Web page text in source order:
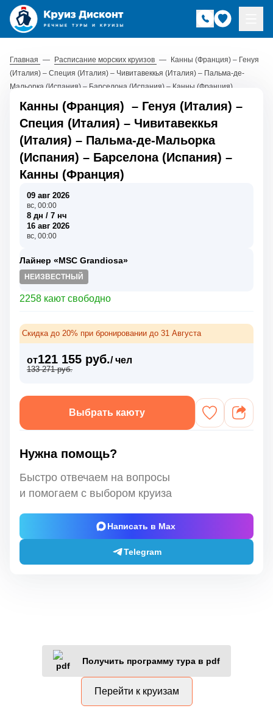
Главная — Расписание морских круизов — Канны (Франция) – Генуя
(Италия) – Специя (Италия) – Чивитавеккья (Италия) – Пальма-де-
Мальорка (Испания) – Барселона (Испания) – Канны (Франция)
Канны (Франция) – Генуя (Италия) –
Специя (Италия) – Чивитавеккья
(Италия) – Пальма-де-Мальорка
(Испания) – Барселона (Испания) –
Канны (Франция)
09 авг 2026
вс, 00:00
8 дн / 7 нч
16 авг 2026
вс, 00:00
Лайнер «MSC Grandiosa»
НЕИЗВЕСТНЫЙ
2258 кают свободно
Скидка до 20% при бронировании до 31 Августа
от121 155 руб./ чел
133 271 руб.
Выбрать каюту
Нужна помощь?
Быстро отвечаем на вопросы
и помогаем с выбором круиза
Написать в Max
Telegram
Получить программу тура в pdf
Перейти к круизам